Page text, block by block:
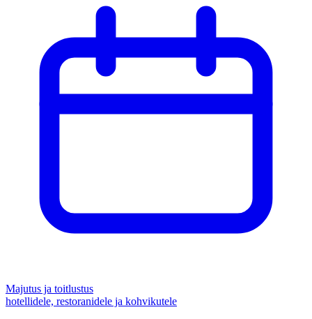
Majutus ja toitlustus
hotellidele, restoranidele ja kohvikutele